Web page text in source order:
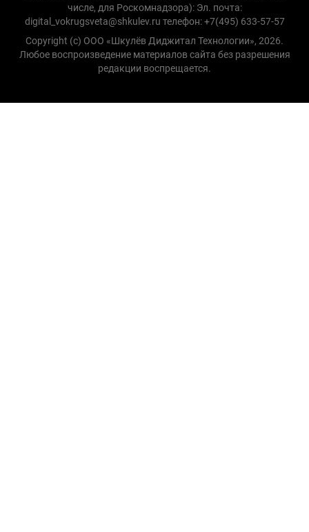
числе, для Роскомнадзора): Эл. почта:
digital_vokrugsveta@shkulev.ru телефон: +7(495) 633-57-57
Copyright (с) ООО «Шкулёв Диджитал Технологии», 2026.
Любое воспроизведение материалов сайта без разрешения
редакции воспрещается.